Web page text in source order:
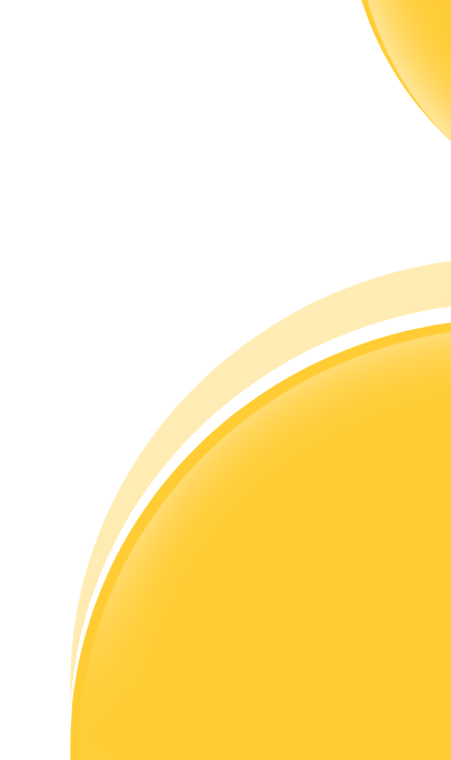
Strategi perdagangan
Pelajari cara untuk tetap menghasilkan keuntungan
Menghasilkan